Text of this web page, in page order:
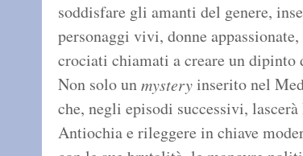
soddisfare gli amanti del genere,
personaggi vivi, donne
crociati chiamati a creare un dipinto
Non solo unmysteryinserito nel
che, negli episodi successivi,
Antiochia e rileggere in chiave